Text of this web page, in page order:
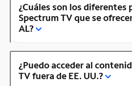
¿Cuáles son los diferentes
Spectrum TV que se
AL?
¿Puedo acceder al
TV fuera de EE. UU.?